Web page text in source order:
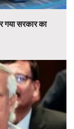
गया सरकार का